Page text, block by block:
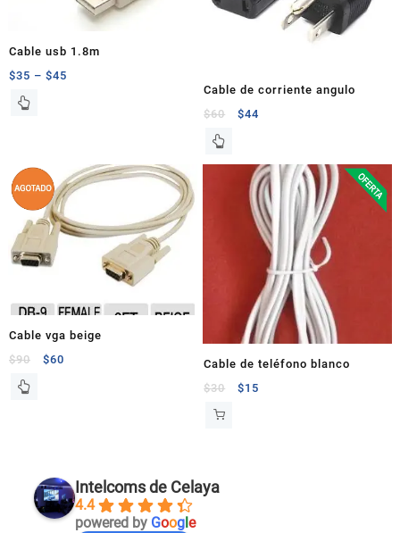
Cable usb 1.8m
$35 – $45
Cable de corriente angulo
$60 $44
Cable vga beige
$90 $60
Cable de teléfono blanco
$30 $15
Intelcoms de Celaya
4.4
powered by Google